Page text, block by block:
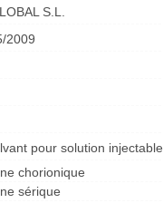
S.L.
2009
pour solution injectable
chorionique
sérique